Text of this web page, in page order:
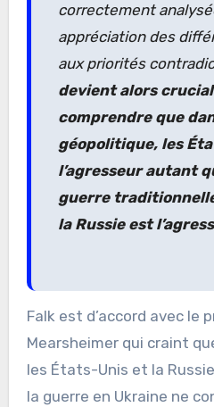
correctement
appréciation des
aux priorités
devient alors
comprendre que
géopolitique, les
l’agresseur autant
guerre
la Russie est
Falk est d’accord avec le
Mearsheimer qui craint
les États-Unis et la
la guerre en Ukraine ne